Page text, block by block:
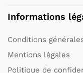
Informations
Conditions
Mentions légales
Politique de